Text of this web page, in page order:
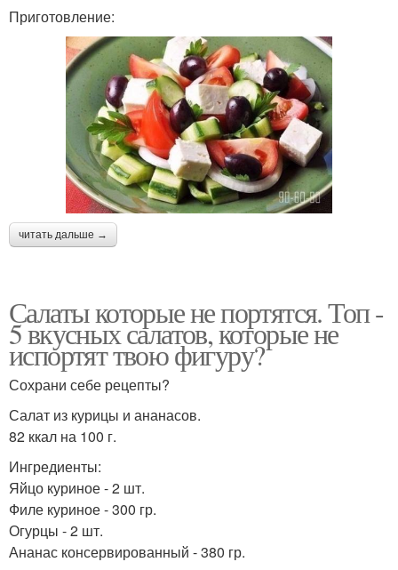
Приготовление:
читать дальше →
Салаты которые не портятся. Топ -
5 вкусных салатов, которые не
испортят твою фигуру?
Сохрани себе рецепты?
Салат из курицы и ананасов.
82 ккал на 100 г.
Ингредиенты:
Яйцо куриное - 2 шт.
Филе куриное - 300 гр.
Огурцы - 2 шт.
Ананас консервированный - 380 гр.